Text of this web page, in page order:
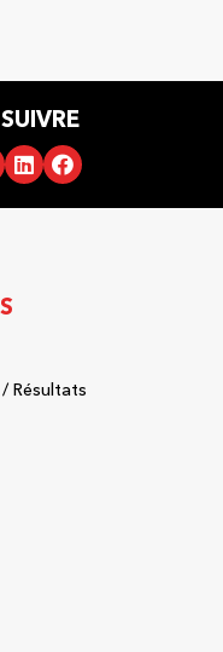
Résultats